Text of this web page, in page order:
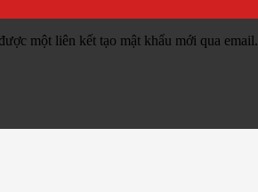
một liên kết tạo mật khẩu mới qua email.